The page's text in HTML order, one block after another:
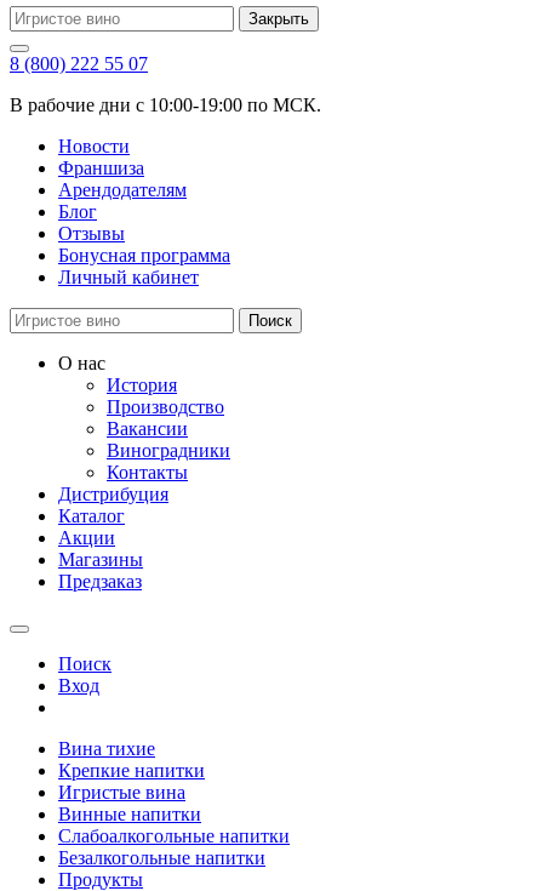
Закрыть
8 (800) 222 55 07
В рабочие дни с 10:00-19:00 по МСК.
Новости
Франшиза
Арендодателям
Блог
Отзывы
Бонусная программа
Личный кабинет
Поиск
О нас
История
Производство
Вакансии
Виноградники
Контакты
Дистрибуция
Каталог
Акции
Магазины
Предзаказ
Поиск
Вход
Вина тихие
Крепкие напитки
Игристые вина
Винные напитки
Слабоалкогольные напитки
Безалкогольные напитки
Продукты